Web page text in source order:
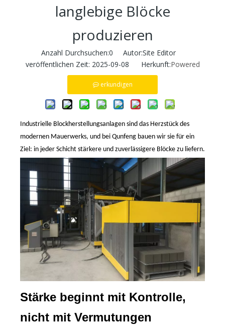
langlebige Blöcke
produzieren
Anzahl Durchsuchen:0 Autor:Site Editor
veröffentlichen Zeit: 2025-09-08 Herkunft:Powered
erkundigen
Industrielle Blockherstellungsanlagen sind das Herzstück des
modernen Mauerwerks, und bei Qunfeng bauen wir sie für ein
Ziel: in jeder Schicht stärkere und zuverlässigere Blöcke zu liefern.
Stärke beginnt mit Kontrolle,
nicht mit Vermutungen